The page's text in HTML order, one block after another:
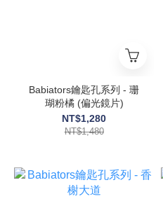
Babiators鑰匙孔系列 - 珊
瑚粉橘 (偏光鏡片)
NT$1,280
NT$1,480